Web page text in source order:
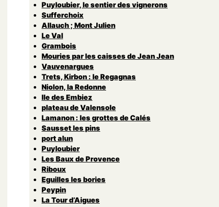
Puyloubier, le sentier des vignerons
Sufferchoix
Allauch ; Mont Julien
Le Val
Grambois
Mouries par les caisses de Jean Jean
Vauvenargues
Trets, Kirbon : le Regagnas
Niolon, la Redonne
Ile des Embiez
plateau de Valensole
Lamanon : les grottes de Calés
Sausset les pins
port alun
Puyloubier
Les Baux de Provence
Riboux
Eguilles les bories
Peypin
La Tour d’Aigues